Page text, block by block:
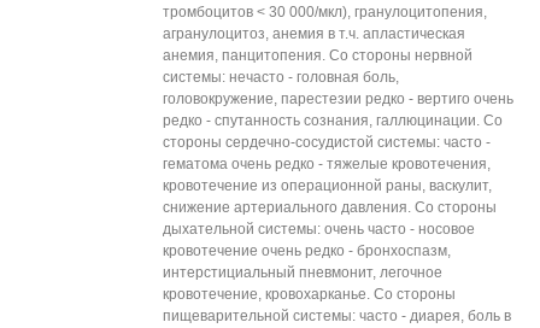
тромбоцитов < 30 000/мкл), гранулоцитопения,
агранулоцитоз, анемия в т.ч. апластическая
анемия, панцитопения. Со стороны нервной
системы: нечасто - головная боль,
головокружение, парестезии редко - вертиго очень
редко - спутанность сознания, галлюцинации. Со
стороны сердечно-сосудистой системы: часто -
гематома очень редко - тяжелые кровотечения,
кровотечение из операционной раны, васкулит,
снижение артериального давления. Со стороны
дыхательной системы: очень часто - носовое
кровотечение очень редко - бронхоспазм,
интерстициальный пневмонит, легочное
кровотечение, кровохарканье. Со стороны
пищеварительной системы: часто - диарея, боль в